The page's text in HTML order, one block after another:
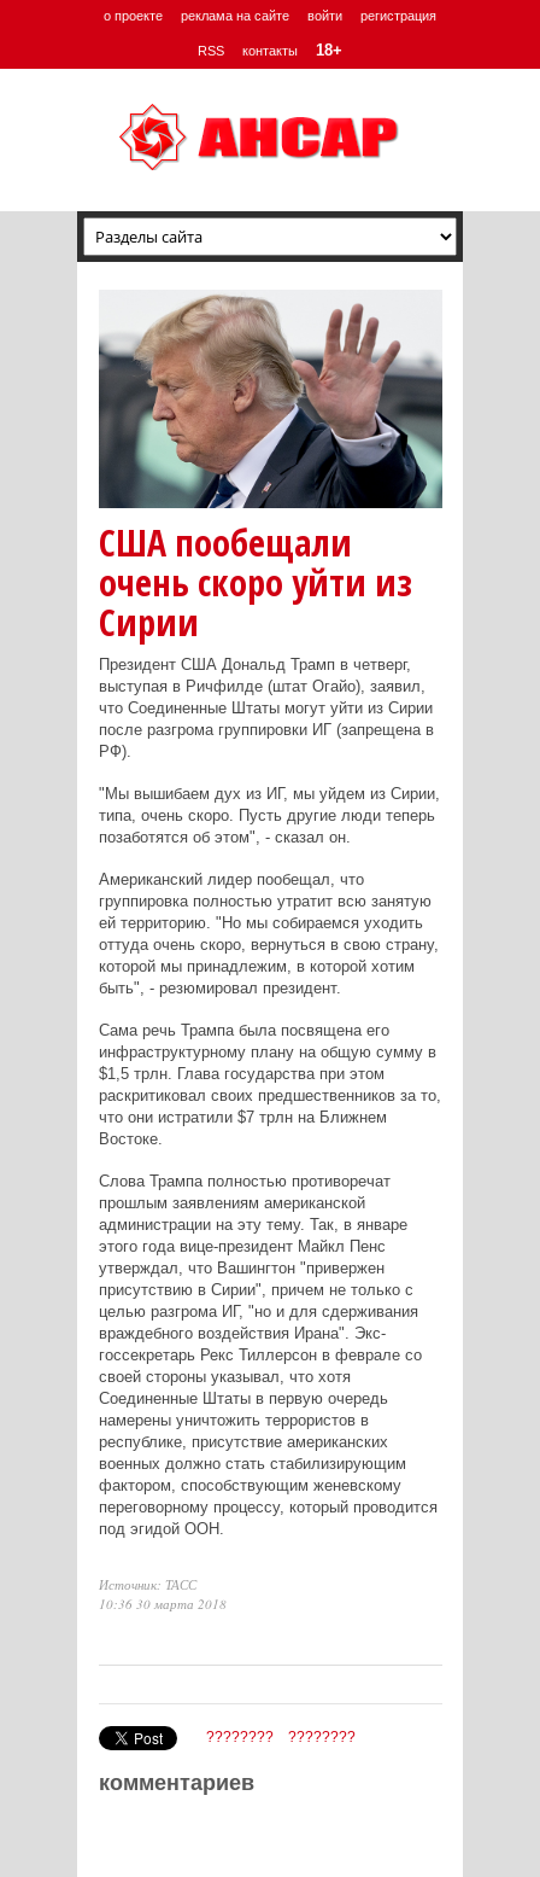
о проекте реклама на сайте войти регистрация
RSS контакты 18+
США пообещали
очень скоро уйти из
Сирии
Президент США Дональд Трамп в четверг,
выступая в Ричфилде (штат Огайо), заявил,
что Соединенные Штаты могут уйти из Сирии
после разгрома группировки ИГ (запрещена в
РФ).
"Мы вышибаем дух из ИГ, мы уйдем из Сирии,
типа, очень скоро. Пусть другие люди теперь
позаботятся об этом", - сказал он.
Американский лидер пообещал, что
группировка полностью утратит всю занятую
ей территорию. "Но мы собираемся уходить
оттуда очень скоро, вернуться в свою страну,
которой мы принадлежим, в которой хотим
быть", - резюмировал президент.
Сама речь Трампа была посвящена его
инфраструктурному плану на общую сумму в
$1,5 трлн. Глава государства при этом
раскритиковал своих предшественников за то,
что они истратили $7 трлн на Ближнем
Востоке.
Слова Трампа полностью противоречат
прошлым заявлениям американской
администрации на эту тему. Так, в январе
этого года вице-президент Майкл Пенс
утверждал, что Вашингтон "привержен
присутствию в Сирии", причем не только с
целью разгрома ИГ, "но и для сдерживания
враждебного воздействия Ирана". Экс-
госсекретарь Рекс Тиллерсон в феврале со
своей стороны указывал, что хотя
Соединенные Штаты в первую очередь
намерены уничтожить террористов в
республике, присутствие американских
военных должно стать стабилизирующим
фактором, способствующим женевскому
переговорному процессу, который проводится
под эгидой ООН.
Источник: ТАСС
10:36 30 марта 2018
???????? ????????
комментариев